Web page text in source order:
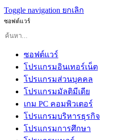
Toggle navigation ยกเลิก
ซอฟต์แวร์
ซอฟต์แวร์
โปรแกรมอินเทอร์เน็ต
โปรแกรมส่วนบุคคล
โปรแกรมมัลติมีเดีย
เกม PC คอมพิวเตอร์
โปรแกรมบริหารธุรกิจ
โปรแกรมการศึกษา